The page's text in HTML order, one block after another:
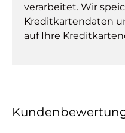
verarbeitet. Wir
Kreditkartendaten
auf Ihre